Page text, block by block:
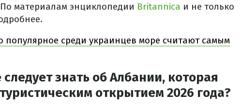
материалам энциклопедии Britannica и не только
популярное среди украинцев море считают самым
знать об Албании, которая
открытием 2026 года?